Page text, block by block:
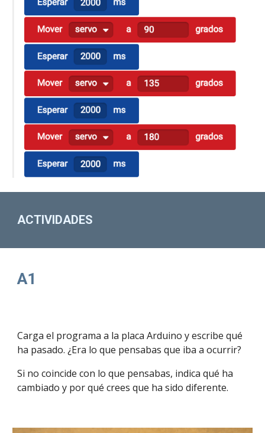
ACTIVIDADES
A1
Carga el programa a la placa Arduino y escribe qué
ha pasado. ¿Era lo que pensabas que iba a ocurrir?
Si no coincide con lo que pensabas, indica qué ha
cambiado y por qué crees que ha sido diferente.